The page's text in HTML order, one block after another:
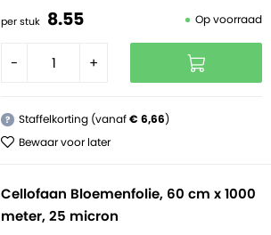
per stuk 8.55 Op voorraad
- +
? Staffelkorting (vanaf€ 6,66)
Bewaar voor later
Cellofaan Bloemenfolie, 60 cm x 1000
meter, 25 micron